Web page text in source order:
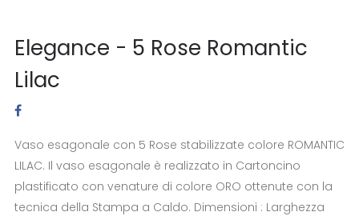
Elegance - 5 Rose Romantic
Lilac
Vaso esagonale con 5 Rose stabilizzate colore ROMANTIC
LILAC. Il vaso esagonale è realizzato in Cartoncino
plastificato con venature di colore ORO ottenute con la
tecnica della Stampa a Caldo. Dimensioni : Larghezza